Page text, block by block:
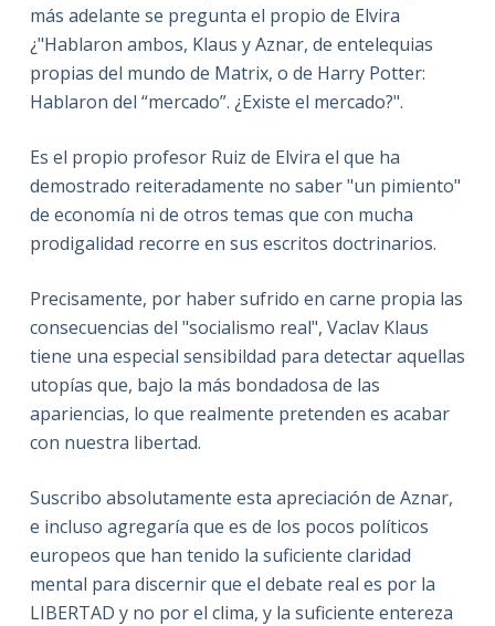
más adelante se pregunta el propio de Elvira
¿"Hablaron ambos, Klaus y Aznar, de entelequias
propias del mundo de Matrix, o de Harry Potter:
Hablaron del “mercado”. ¿Existe el mercado?".
Es el propio profesor Ruiz de Elvira el que ha
demostrado reiteradamente no saber "un pimiento"
de economía ni de otros temas que con mucha
prodigalidad recorre en sus escritos doctrinarios.
Precisamente, por haber sufrido en carne propia las
consecuencias del "socialismo real", Vaclav Klaus
tiene una especial sensibildad para detectar aquellas
utopías que, bajo la más bondadosa de las
apariencias, lo que realmente pretenden es acabar
con nuestra libertad.
Suscribo absolutamente esta apreciación de Aznar,
e incluso agregaría que es de los pocos políticos
europeos que han tenido la suficiente claridad
mental para discernir que el debate real es por la
LIBERTAD y no por el clima, y la suficiente entereza